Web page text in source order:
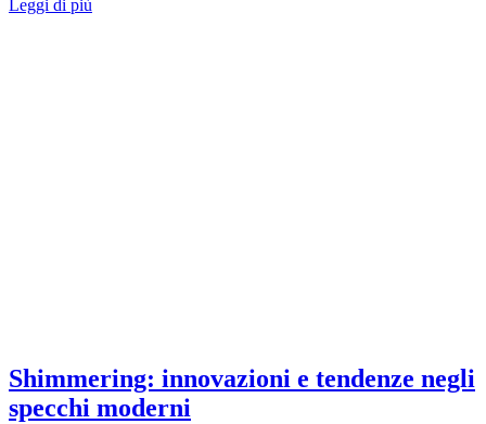
Leggi di più
Shimmering: innovazioni e tendenze negli
specchi moderni